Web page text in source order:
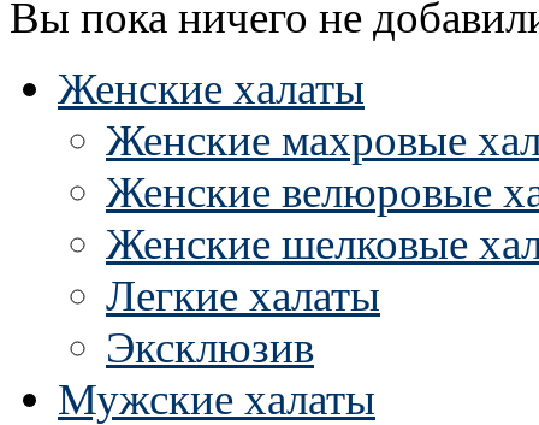
Вы пока ничего не
Женские халаты
Женские махровые
Женские велюровые
Женские шелковые
Легкие халаты
Эксклюзив
Мужские халаты